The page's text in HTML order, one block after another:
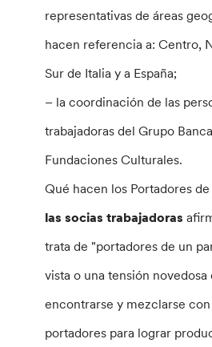
representativas de áreas
hacen referencia a: Centro,
Sur de Italia y a España;
– la coordinación de las
trabajadoras del Grupo
Fundaciones Culturales.
Qué hacen los Portadores
las socias trabajadoras
trata de "portadores de un
vista o una tensión
encontrarse y mezclarse
portadores para lograr